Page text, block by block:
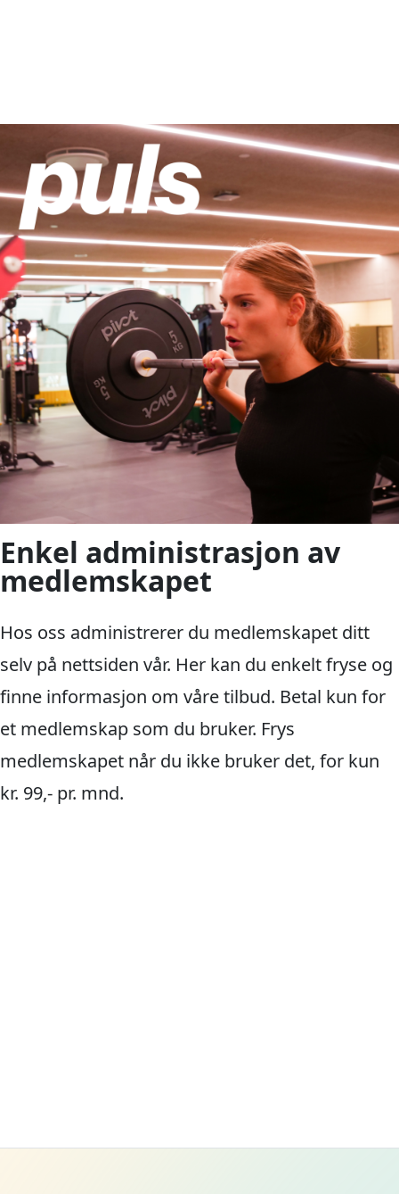
Enkel administrasjon av
medlemskapet
Hos oss administrerer du medlemskapet ditt
selv på nettsiden vår. Her kan du enkelt fryse og
finne informasjon om våre tilbud. Betal kun for
et medlemskap som du bruker. Frys
medlemskapet når du ikke bruker det, for kun
kr. 99,- pr. mnd.